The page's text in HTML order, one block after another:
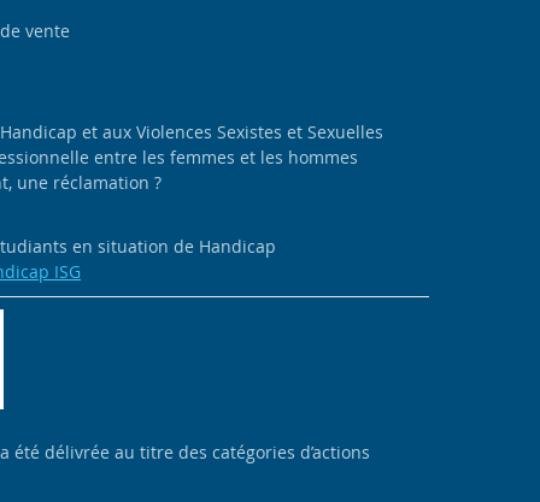
vente
et aux Violences Sexistes et Sexuelles
entre les femmes et les hommes
une réclamation ?
en situation de Handicap
ISG
été délivrée au titre des catégories d’actions